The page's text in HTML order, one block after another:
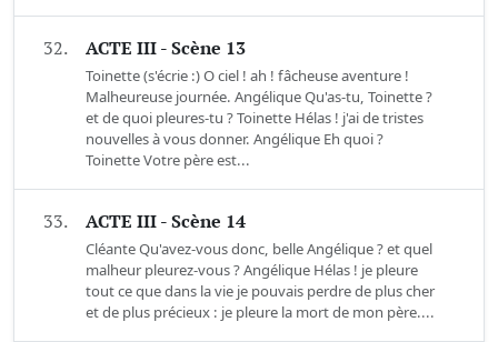
32. ACTE III - Scène 13
Toinette (s'écrie :) O ciel ! ah ! fâcheuse aventure !
Malheureuse journée. Angélique Qu'as-tu, Toinette ?
et de quoi pleures-tu ? Toinette Hélas ! j'ai de tristes
nouvelles à vous donner. Angélique Eh quoi ?
Toinette Votre père est...
33. ACTE III - Scène 14
Cléante Qu'avez-vous donc, belle Angélique ? et quel
malheur pleurez-vous ? Angélique Hélas ! je pleure
tout ce que dans la vie je pouvais perdre de plus cher
et de plus précieux : je pleure la mort de mon père....